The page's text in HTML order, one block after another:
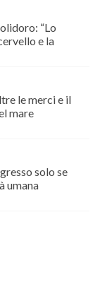
“Lo
e la
le merci e il
mare
solo se
umana